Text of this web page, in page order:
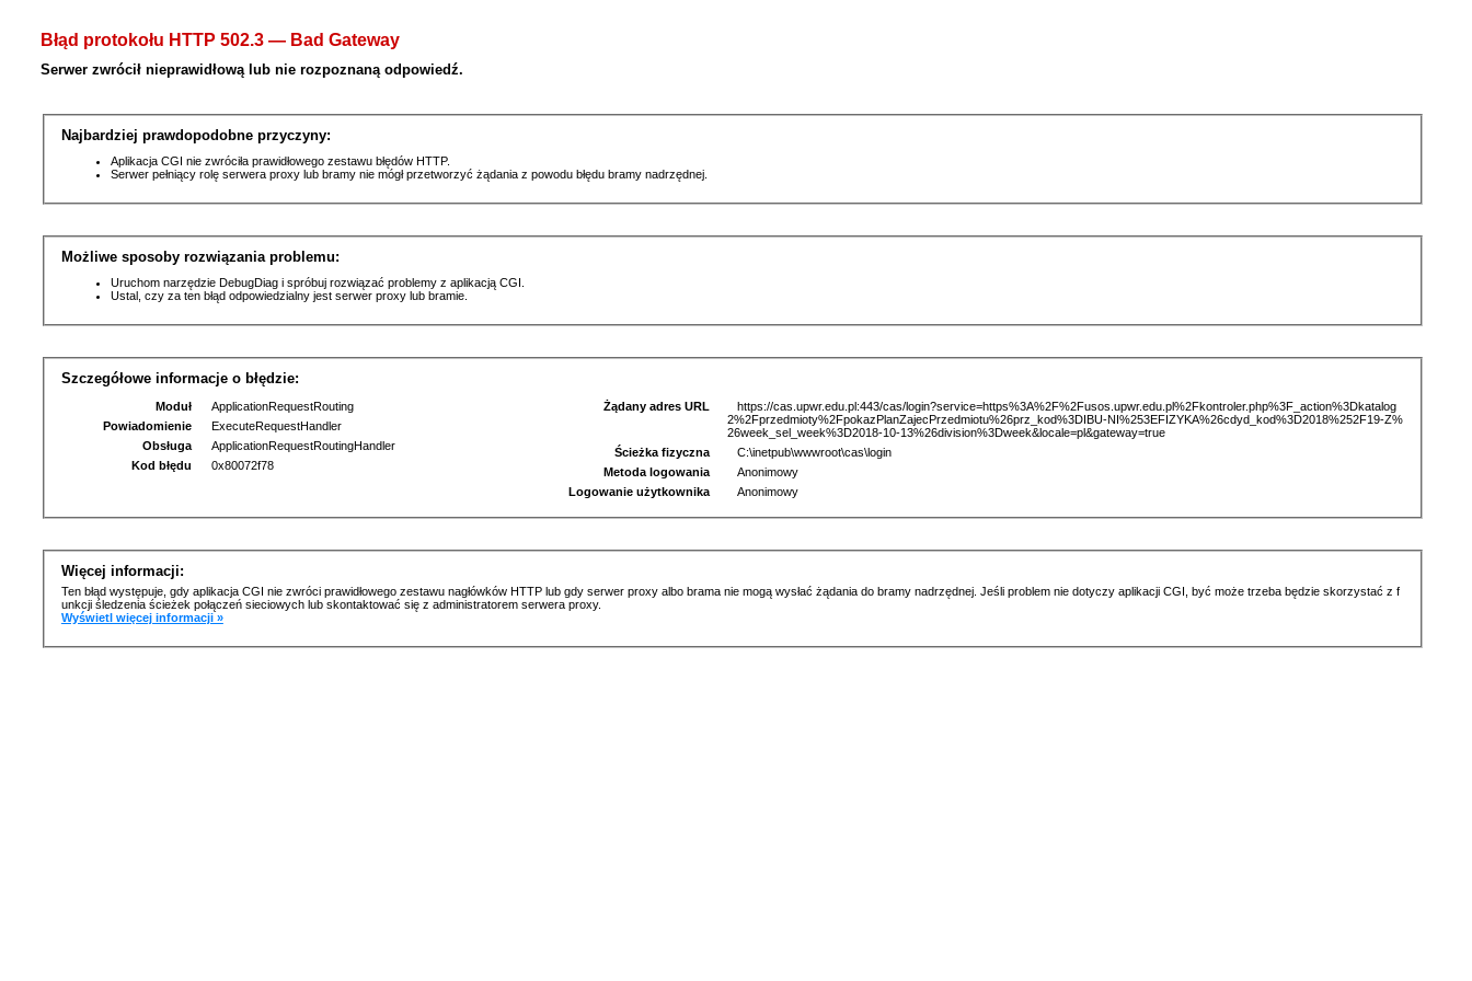
Błąd protokołu HTTP 502.3 — Bad Gateway
Serwer zwrócił nieprawidłową lub nie rozpoznaną odpowiedź.
Najbardziej prawdopodobne przyczyny:
Aplikacja CGI nie zwróciła prawidłowego zestawu błędów HTTP.
Serwer pełniący rolę serwera proxy lub bramy nie mógł przetworzyć żądania z powodu błędu bramy nadrzędnej.
Możliwe sposoby rozwiązania problemu:
Uruchom narzędzie DebugDiag i spróbuj rozwiązać problemy z aplikacją CGI.
Ustal, czy za ten błąd odpowiedzialny jest serwer proxy lub bramie.
Szczegółowe informacje o błędzie:
Moduł
ApplicationRequestRouting
Powiadomienie
ExecuteRequestHandler
Obsługa
ApplicationRequestRoutingHandler
Kod błędu
0x80072f78
Żądany adres URL
https://cas.upwr.edu.pl:443/cas/login?service=https%3A%2F%2Fusos.upwr.edu.pl%2Fkontroler.php%3F_action%3Dkatalog
2%2Fprzedmioty%2FpokazPlanZajecPrzedmiotu%26prz_kod%3DIBU-NI%253EFIZYKA%26cdyd_kod%3D2018%252F19-Z%
26week_sel_week%3D2018-10-13%26division%3Dweek&locale=pl&gateway=true
Ścieżka fizyczna
C:\inetpub\wwwroot\cas\login
Metoda logowania
Anonimowy
Logowanie użytkownika
Anonimowy
Więcej informacji:
Ten błąd występuje, gdy aplikacja CGI nie zwróci prawidłowego zestawu nagłówków HTTP lub gdy serwer proxy albo brama nie mogą wysłać żądania do bramy nadrzędnej. Jeśli problem nie dotyczy aplikacji CGI, być może trzeba będzie skorzystać z f
unkcji śledzenia ścieżek połączeń sieciowych lub skontaktować się z administratorem serwera proxy.
Wyświetl więcej informacji »